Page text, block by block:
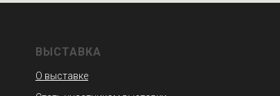
ВЫСТАВКА
О выставке